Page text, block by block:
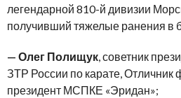
легендарной 810-й дивизии
получивший тяжелые ранения в
— Олег Полищук, советник
ЗТР России по карате, Отличник
президент МСПКЕ «Эридан»;